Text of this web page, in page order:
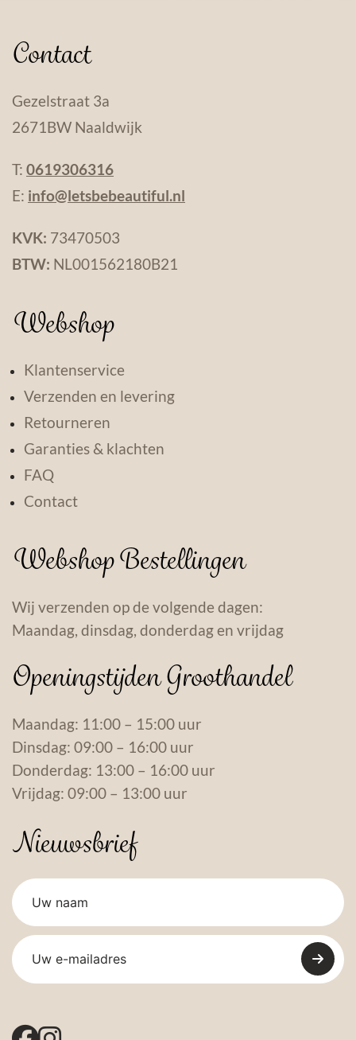
Contact
Gezelstraat 3a
2671BW Naaldwijk
T: 0619306316
E: info@letsbebeautiful.nl
KVK: 73470503
BTW: NL001562180B21
Webshop
Klantenservice
Verzenden en levering
Retourneren
Garanties & klachten
FAQ
Contact
Webshop Bestellingen
Wij verzenden op de volgende dagen:
Maandag, dinsdag, donderdag en vrijdag
Openingstijden Groothandel
Maandag: 11:00 – 15:00 uur
Dinsdag: 09:00 – 16:00 uur
Donderdag: 13:00 – 16:00 uur
Vrijdag: 09:00 – 13:00 uur
Nieuwsbrief